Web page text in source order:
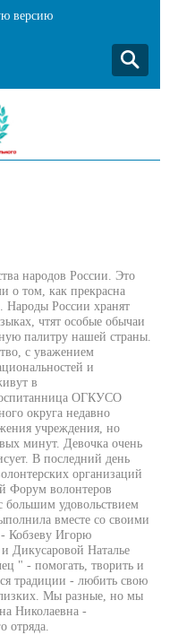
версию
народов России. Это
о том, как прекрасна
Народы России хранят
чтят особые обычаи
палитру нашей страны.
с уважением
и
в
ОГКУСО
округа недавно
учреждения, но
минут. Девочка очень
В последний день
организаций
Форум волонтеров
большим удовольствием
вместе со своими
- Кобзеву Игорю
Дикусаровой Наталье
" - помогать, творить и
традиции - любить свою
Мы разные, но мы
Николаевна -
отряда.